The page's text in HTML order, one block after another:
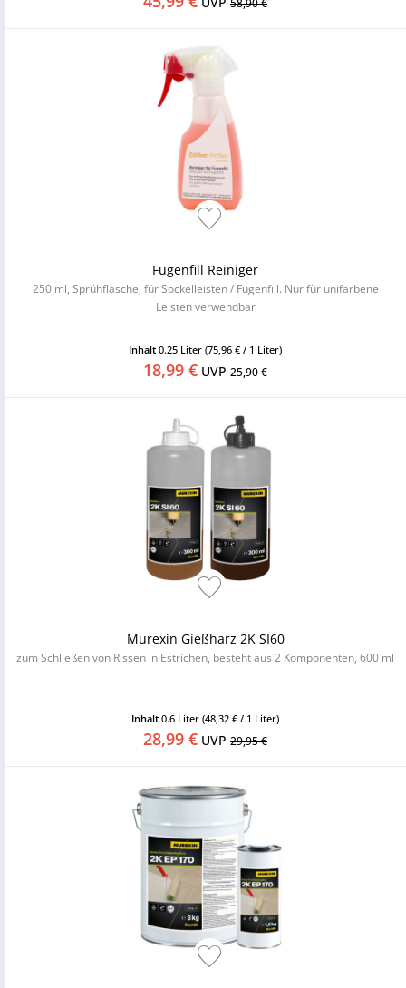
58,90 €
Fugenfill Reiniger
250 ml, Sprühflasche, für Sockelleisten / Fugenfill. Nur für unifarbene
Leisten verwendbar
Inhalt 0.25 Liter (75,96 € / 1 Liter)
18,99 € UVP 25,90 €
Murexin Gießharz 2K SI60
zum Schließen von Rissen in Estrichen, besteht aus 2 Komponenten, 600 ml
Inhalt 0.6 Liter (48,32 € / 1 Liter)
28,99 € UVP 29,95 €